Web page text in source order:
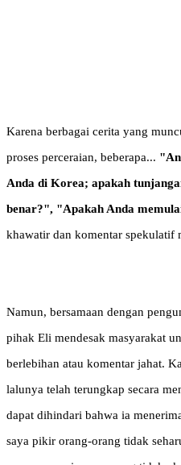
Karena berbagai cerita yang
proses perceraian, beberapa...
Anda di Korea; apakah
benar?", "Apakah Anda
khawatir dan komentar spekulatif
Namun, bersamaan dengan
pihak Eli mendesak masyarakat
berlebihan atau komentar jahat.
lalunya telah terungkap secara
dapat dihindari bahwa ia
saya pikir orang-orang tidak